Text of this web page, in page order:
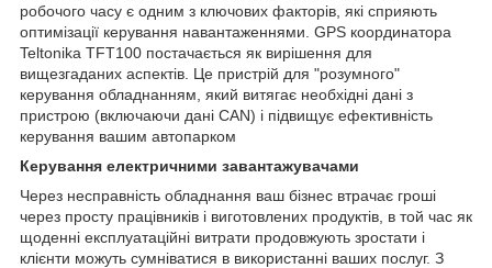
робочого часу є одним з ключових факторів, які сприяють
оптимізації керування навантаженнями. GPS координатора
Teltonika TFT100 постачається як вирішення для
вищезгаданих аспектів. Це пристрій для "розумного"
керування обладнанням, який витягає необхідні дані з
пристрою (включаючи дані CAN) і підвищує ефективність
керування вашим автопарком
Керування електричними завантажувачами
Через несправність обладнання ваш бізнес втрачає гроші
через просту працівників і виготовлених продуктів, в той час як
щоденні експлуатаційні витрати продовжують зростати і
клієнти можуть сумніватися в використанні ваших послуг. З